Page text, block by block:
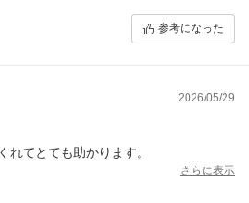
参考になった
2026/05/29
れてとても助かります。
さらに表示